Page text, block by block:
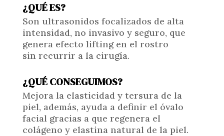
¿QUÉ ES?
Son ultrasonidos focalizados de alta
intensidad, no invasivo y seguro, que
genera efecto lifting en el rostro
sin recurrir a la cirugía.
¿QUÉ CONSEGUIMOS?
Mejora la elasticidad y tersura de la
piel, además, ayuda a definir el óvalo
facial gracias a que regenera el
colágeno y elastina natural de la piel.